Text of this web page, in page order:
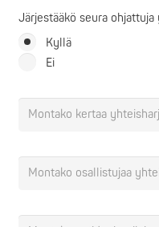
Järjestääkö seura
Kyllä
Ei